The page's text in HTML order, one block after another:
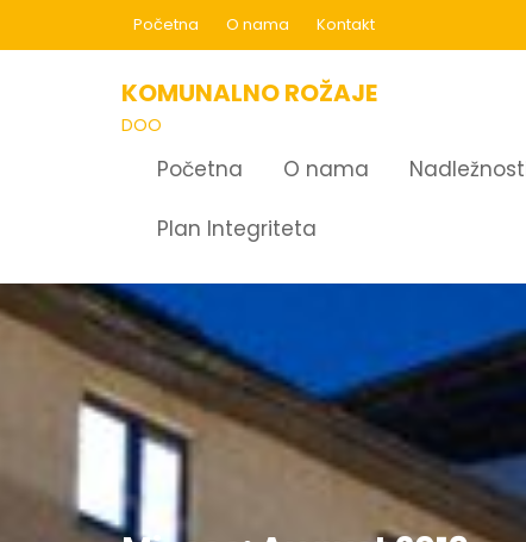
Početna O nama Kontakt
KOMUNALNO ROŽAJE
DOO
Početna O nama
Plan Integriteta